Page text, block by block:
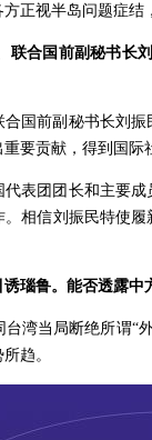
正视半岛问题症
联合国前副秘书长
国前副秘书长刘
要贡献，得到国际
表团团长和主要
相信刘振民特使
瑙鲁。能否透露中
湾当局断绝所谓“
趋。